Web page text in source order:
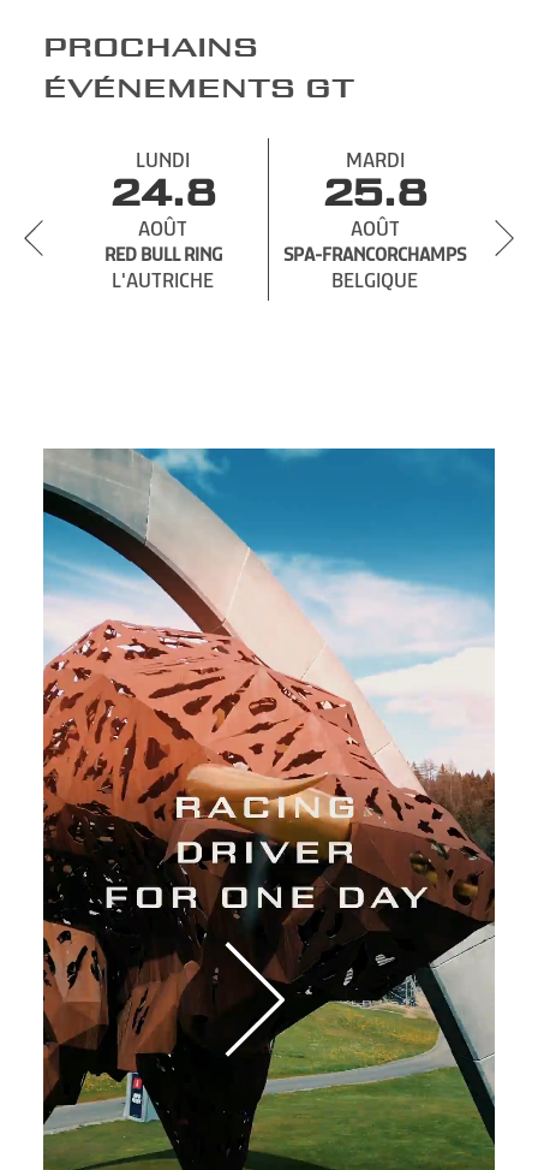
PROCHAINS
ÉVÉNEMENTS GT
LUNDI
24.8
AOÛT
RED BULL RING
L'AUTRICHE
MARDI
25.8
AOÛT
SPA-FRANCORCHAMPS
BELGIQUE
SPA-